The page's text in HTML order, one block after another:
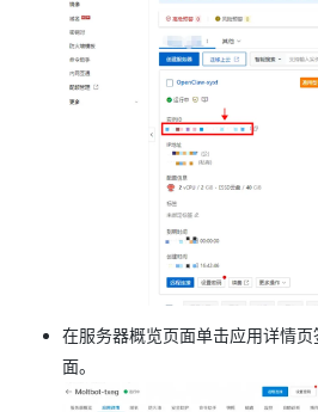
在服务器概览页面单击应用详情
面。